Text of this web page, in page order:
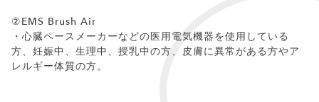
②EMS Brush Air
・心臓ペースメーカーなどの医用電気機器を使用している
方、妊娠中、生理中、授乳中の方、皮膚に異常がある方やア
レルギー体質の方。